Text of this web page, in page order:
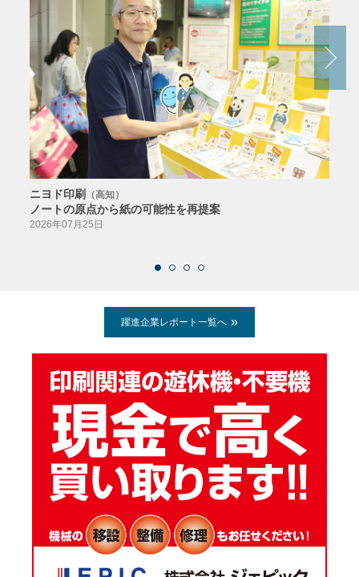
ニヨド印刷 （高知）
ノートの原点から紙の可能性を再提案
2026年07月25日
躍進企業レポート一覧へ